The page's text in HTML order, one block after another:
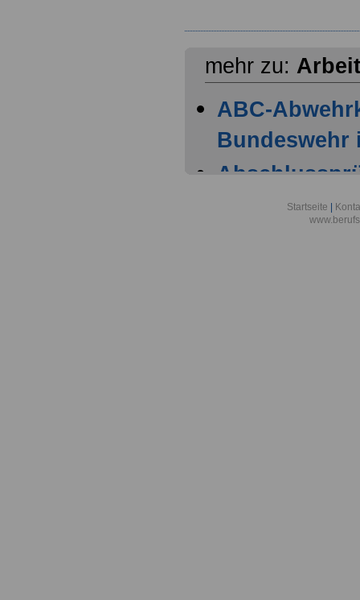
mehr zu:
ABC-
Bundeswehr
Startseite